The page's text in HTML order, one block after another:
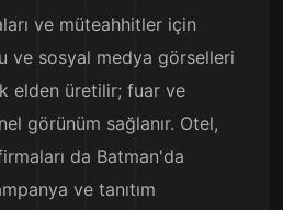
ve müteahhitler için
ve sosyal medya görselleri
elden üretilir; fuar ve
görünüm sağlanır. Otel,
da Batman'da
ve tanıtım